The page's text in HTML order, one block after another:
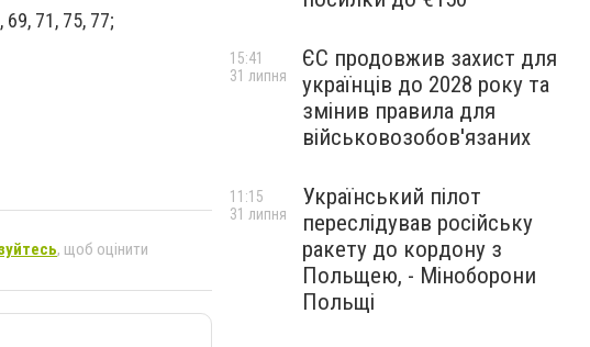
71, 75, 77;
, щоб оцінити
ЄС продовжив захист для
українців до 2028 року та
змінив правила для
військовозобов'язаних
15:41
31 липня
Український пілот
переслідував російську
ракету до кордону з
Польщею, - Міноборони
Польщі
11:15
31 липня